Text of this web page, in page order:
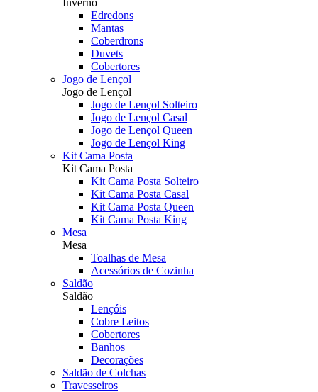
Inverno
Edredons
Mantas
Coberdrons
Duvets
Cobertores
Jogo de Lençol
Jogo de Lençol
Jogo de Lençol Solteiro
Jogo de Lençol Casal
Jogo de Lençol Queen
Jogo de Lençol King
Kit Cama Posta
Kit Cama Posta
Kit Cama Posta Solteiro
Kit Cama Posta Casal
Kit Cama Posta Queen
Kit Cama Posta King
Mesa
Mesa
Toalhas de Mesa
Acessórios de Cozinha
Saldão
Saldão
Lençóis
Cobre Leitos
Cobertores
Banhos
Decorações
Saldão de Colchas
Travesseiros